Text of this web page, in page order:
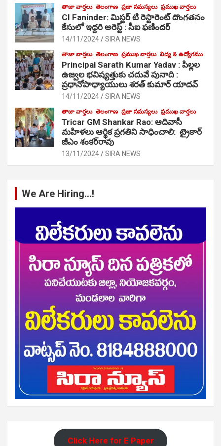
తాజా వార్తలు తెలంగాణ ప్రజా సమస్యలు ప్రముఖ వార్తలు
CI Faninder: మిస్టర్ టి రెస్టారెంట్ దొంగతనం
కేసులో ఇద్దరి అరెస్ట్ : సీఐ ఫణిందర్
14/11/2024 SIRA NEWS
తాజా వార్తలు తెలంగాణ ప్రముఖ వార్తలు విద్య & ఉద్యోగము
Principal Sarath Kumar Yadav : పిల్లల
ఉజ్వల భవిష్యత్తుకు చదువే పునాది :
ప్రధానోపాధ్యాయులు శరత్ కుమార్ యాదవ్
14/11/2024 SIRA NEWS
తాజా వార్తలు తెలంగాణ ప్రజా సమస్యలు ప్రముఖ వార్తలు
Tricar GM Shankar Rao: ఆదివాసీ
మహిళలు ఆర్థిక ప్రగతిని సాధించాలి: ట్రైకార్
జీఎం శంకర్‌రావు
13/11/2024 SIRA NEWS
We Are Hiring…!
Click Here for E Paper